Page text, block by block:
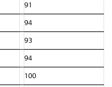
91
94
93
94
100